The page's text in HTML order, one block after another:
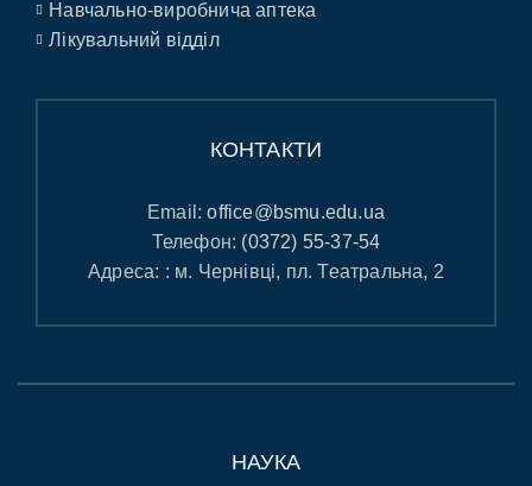
Навчально-виробнича аптека
Лікувальний відділ
КОНТАКТИ
Email:office@bsmu.edu.ua
Телефон: (0372) 55-37-54
Адреса: : м. Чернівці, пл. Театральна, 2
НАУКА